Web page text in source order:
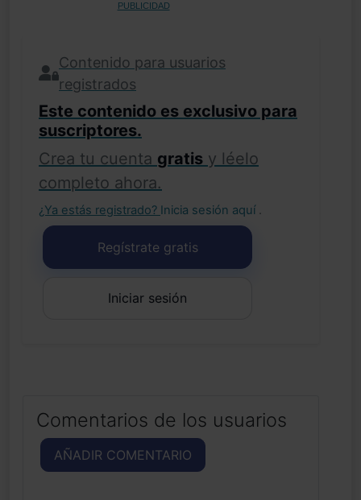
PUBLICIDAD
Contenido para usuarios
registrados
Este contenido es exclusivo para
suscriptores.
Crea tu cuenta gratis y léelo
completo ahora.
¿Ya estás registrado? Inicia sesión aquí .
Regístrate gratis
Iniciar sesión
Comentarios de los usuarios
AÑADIR COMENTARIO